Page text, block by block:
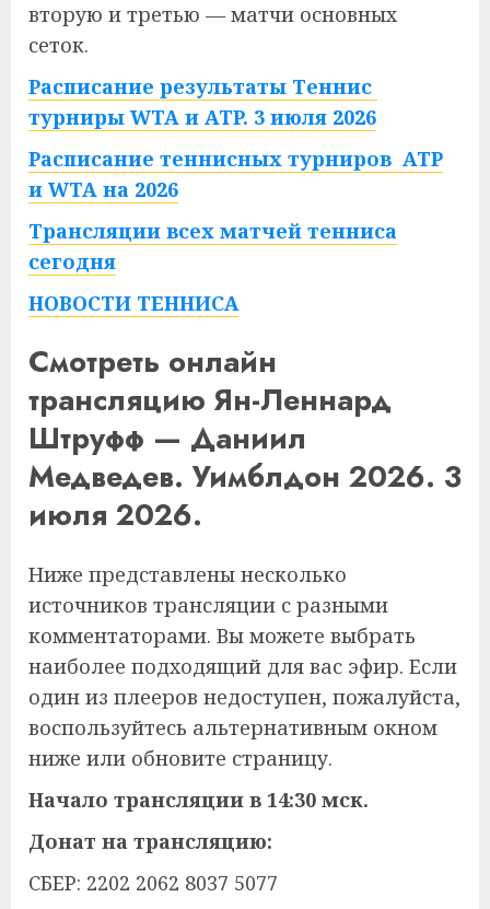
вторую и третью — матчи основных
сеток.
Расписание результаты Теннис
турниры WTA и ATP. 3 июля 2026
Расписание теннисных турниров ATP
и WTA на 2026
Трансляции всех матчей тенниса
сегодня
НОВОСТИ ТЕННИСА
Смотреть онлайн
трансляцию Ян-Леннард
Штруфф — Даниил
Медведев. Уимблдон 2026. 3
июля 2026.
Ниже представлены несколько
источников трансляции с разными
комментаторами. Вы можете выбрать
наиболее подходящий для вас эфир. Если
один из плееров недоступен, пожалуйста,
воспользуйтесь альтернативным окном
ниже или обновите страницу.
Начало трансляции в 14:30 мск.
Донат на трансляцию:
СБЕР: 2202 2062 8037 5077